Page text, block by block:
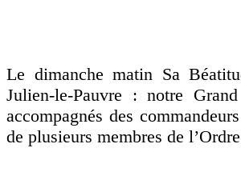
Le dimanche matin Sa
Julien-le-Pauvre : notre
accompagnés des
de plusieurs membres de